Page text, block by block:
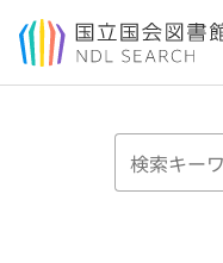
本文へ移動